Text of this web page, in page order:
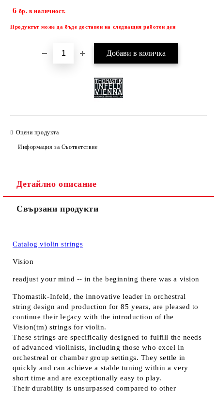
6 бр. в наличност.
Продуктът може да бъде доставен на следващия работен ден
Оцени продукта
Информация за Съответствие
Детайлно описание
Свързани продукти
Catalog violin strings
Vision
readjust your mind -- in the beginning there was a vision
Thomastik-Infeld, the innovative leader in orchestral
string design and production for 85 years, are pleased to
continue their legacy with the introduction of the
Vision(tm) strings for violin.
These strings are specifically designed to fulfill the needs
of advanced violinists, including those who excel in
orchestreal or chamber group settings. They settle in
quickly and can achieve a stable tuning within a very
short time and are exceptionally easy to play.
Their durability is unsurpassed compared to other